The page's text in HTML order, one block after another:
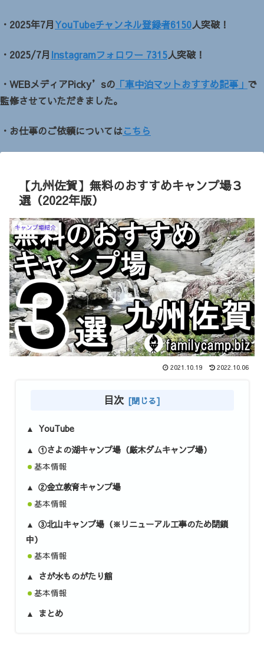
・2025年7月YouTubeチャンネル登録者6150人突破！
・2025/7月 Instagramフォロワー 7315人突破！
・WEBメディアPicky’sの 「車中泊マットおすすめ記事」 で
監修させていただきました。
・お仕事のご依頼についてはこちら
【九州佐賀】無料のおすすめキャンプ場３
選（2022年版）
キャンプ場紹介
2021.10.19 2022.10.06
目次
YouTube
①さよの湖キャンプ場（厳木ダムキャンプ場）
基本情報
②金立教育キャンプ場
基本情報
③北山キャンプ場（※リニューアル工事のため閉鎖
中）
基本情報
さが水ものがたり館
基本情報
まとめ